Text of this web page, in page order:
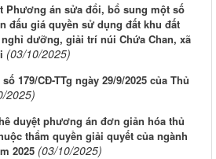
Phương án sửa đổi, bổ sung một số
đấu giá quyền sử dụng đất khu đất
dưỡng, giải trí núi Chứa Chan, xã
(03/10/2025)
179/CĐ-TTg ngày 29/9/2025 của Thủ
2025)
duyệt phương án đơn giản hóa thủ
thẩm quyền giải quyết của ngành
2025 (03/10/2025)